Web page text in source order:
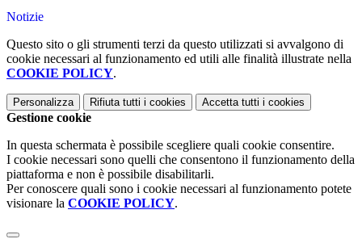
Notizie
Questo sito o gli strumenti terzi da questo utilizzati si avvalgono di
cookie necessari al funzionamento ed utili alle finalità illustrate nella
COOKIE POLICY.
Personalizza Rifiuta tutti i cookies Accetta tutti i cookies
Gestione cookie
In questa schermata è possibile scegliere quali cookie consentire.
I cookie necessari sono quelli che consentono il funzionamento della
piattaforma e non è possibile disabilitarli.
Per conoscere quali sono i cookie necessari al funzionamento potete
visionare la COOKIE POLICY.